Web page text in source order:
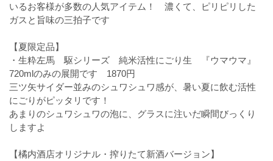
いるお客様が多数の人気アイテム！ 濃くて、ピリピリした
ガスと旨味の三拍子です
【夏限定品】
・生粋左馬 駆シリーズ 純米活性にごり生 『ウマウマ』
720mlのみの展開です 1870円
三ツ矢サイダー並みのシュワシュワ感が、暑い夏に飲む活性
にごりがピッタリです！
あまりのシュワシュワの泡に、グラスに注いだ瞬間びっくり
しますよ
【橘内酒店オリジナル・搾りたて新酒バージョン】